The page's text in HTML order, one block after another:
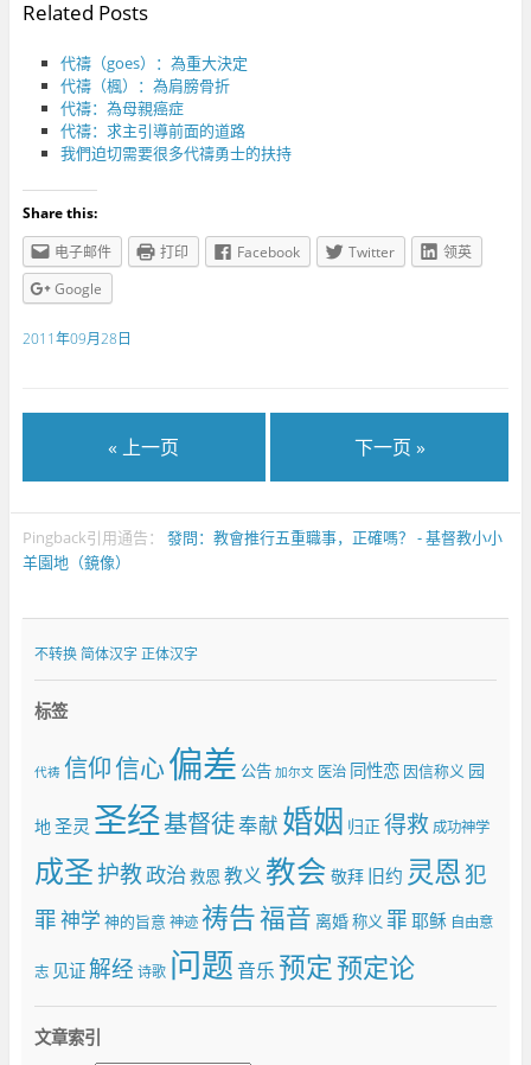
Related Posts
代禱（goes）：為重大決定
代禱（楓）：為肩膀骨折
代禱：為母親癌症
代禱：求主引導前面的道路
我們迫切需要很多代禱勇士的扶持
Share this:
电子邮件
打印 Facebook Twitter
领英
Google
2011年09月28日
« 上一页 下一页 »
Pingback引用通告：發問：教會推行五重職事，正確嗎？ - 基督教小小
羊園地（鏡像）
不转换 简体汉字 正体汉字
标签
代祷 信仰信心偏差 公告 加尔文 医治 同性恋 因信称义 园
地 圣灵 圣经基督徒奉献 婚姻 归正 得救 成功神学
成圣护教政治救恩 教义 教会 敬拜 旧约 灵恩犯
罪神学 神的旨意 神迹 祷告福音 离婚称义 罪 耶稣 自由意
志 见证解经 诗歌 问题音乐预定预定论
文章索引